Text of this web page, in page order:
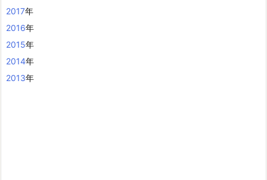
2017年
2016年
2015年
2014年
2013年